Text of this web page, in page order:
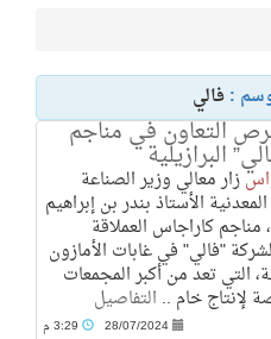
:فالي
التعاون في مناجم
البرازيلية
زار معالي وزير الصناعة
الأستاذ بندر بن إبراهيم
مناجم كاراجاس العملاقة
لشركة "فالي" في غابات الأمازون
التي تعد من أكبر المجمعات
لإنتاج خام .. التفاصيل
28/07/2024